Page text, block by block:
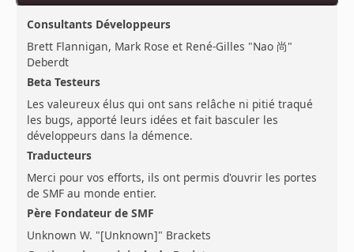
Consultants Développeurs
Brett Flannigan, Mark Rose et René-Gilles "Nao 尚"
Deberdt
Beta Testeurs
Les valeureux élus qui ont sans relâche ni pitié traqué
les bugs, apporté leurs idées et fait basculer les
développeurs dans la démence.
Traducteurs
Merci pour vos efforts, ils ont permis d'ouvrir les portes
de SMF au monde entier.
Père Fondateur de SMF
Unknown W. "[Unknown]" Brackets